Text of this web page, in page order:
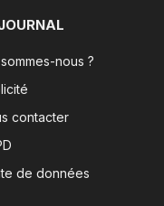
nous ?
contacter
de données